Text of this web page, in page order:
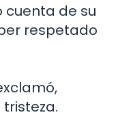
cuenta de su
respetado